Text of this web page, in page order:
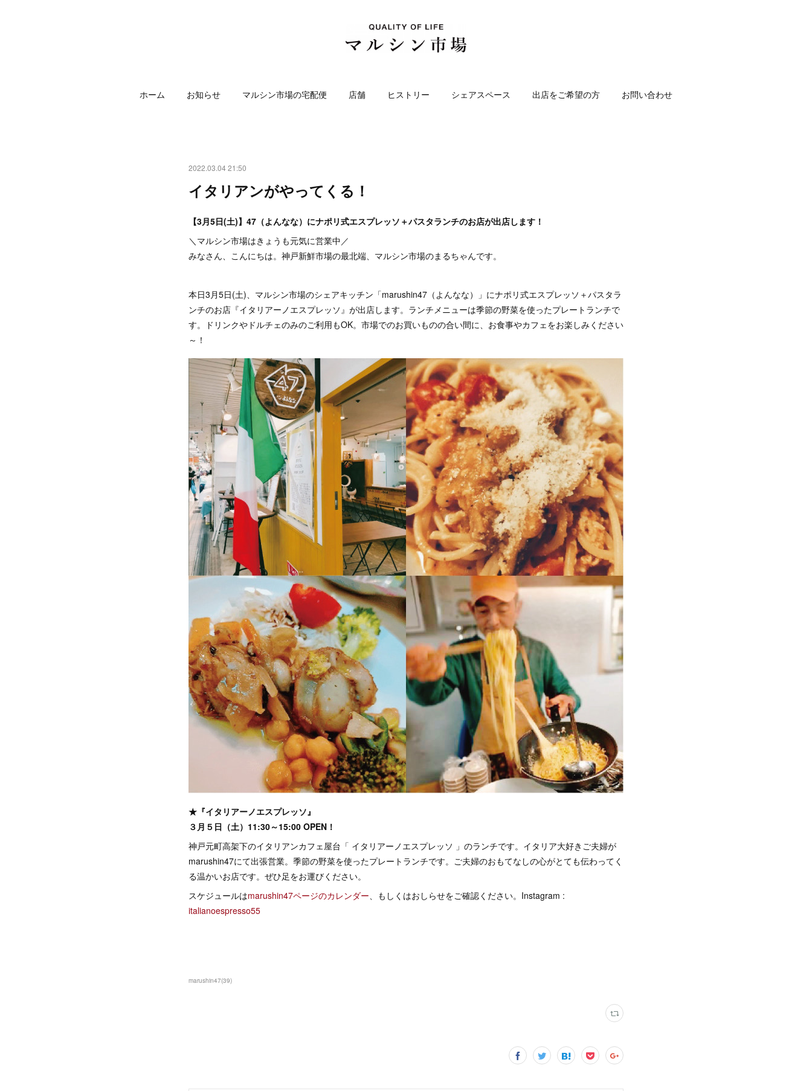
ホーム お知らせ マルシン市場の宅配便 店舗 ヒストリー シェアスペース 出店をご希望の方 お問い合わせ
2022.03.04 21:50
イタリアンがやってくる！
【3月5日(土)】47（よんなな）にナポリ式エスプレッソ＋パスタランチのお店が出店します！
＼マルシン市場はきょうも元気に営業中／
みなさん、こんにちは。神戸新鮮市場の最北端、マルシン市場のまるちゃんです。
本日3月5日(土)、マルシン市場のシェアキッチン「marushin47（よんなな）」にナポリ式エスプレッソ＋パスタラ
ンチのお店『イタリアーノエスプレッソ』が出店します。ランチメニューは季節の野菜を使ったプレートランチで
す。ドリンクやドルチェのみのご利用もOK。市場でのお買いものの合い間に、お食事やカフェをお楽しみください
～！
★『イタリアーノエスプレッソ』
３月５日（土）11:30～15:00 OPEN！
神戸元町高架下のイタリアンカフェ屋台「 イタリアーノエスプレッソ 」のランチです。イタリア大好きご夫婦が
marushin47にて出張営業。季節の野菜を使ったプレートランチです。ご夫婦のおもてなしの心がとても伝わってく
る温かいお店です。ぜひ足をお運びください。
スケジュールはmarushin47ページのカレンダー、もしくはおしらせをご確認ください。Instagram :
italianoespresso55
marushin47(39)